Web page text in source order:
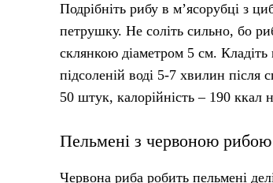
Подрібніть рибу в м’ясорубці з
петрушку. Не соліть сильно, бо
склянкою діаметром 5 см. Кладіть
підсоленій воді 5-7 хвилин
50 штук, калорійність – 190 ккал
Пельмені з червоною рибою
Червона риба робить пельмені